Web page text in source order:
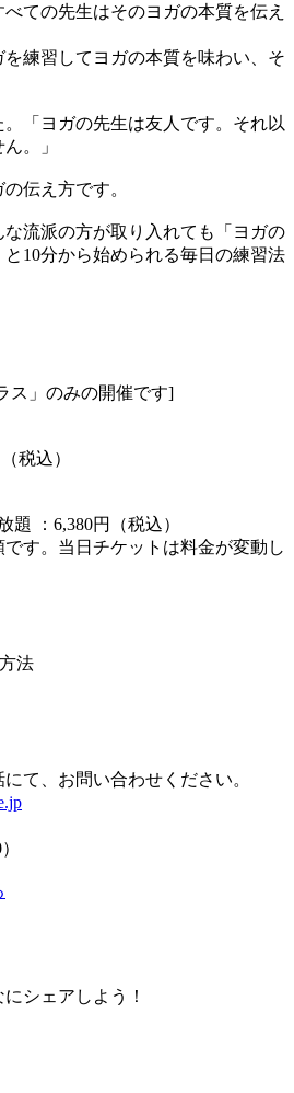
ての先生はそのヨガの本質を伝え
練習してヨガの本質を味わい、そ
「ヨガの先生は友人です。それ以
。」
伝え方です。
流派の方が取り入れても「ヨガの
10分から始められる毎日の練習法
ス」のみの開催です]
税込）
題 ：6,380円（税込）
す。当日チケットは料金が変動し
法
て、お問い合わせください。
シェアしよう！